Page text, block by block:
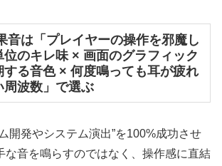
は「プレイヤーの操作を邪魔し
位のキレ味 × 画面のグラフィック
する音色 × 何度鳴っても耳が疲れ
周波数」で選ぶ
開発やシステム演出”を100%成功させ
な音を鳴らすのではなく、操作感に直結